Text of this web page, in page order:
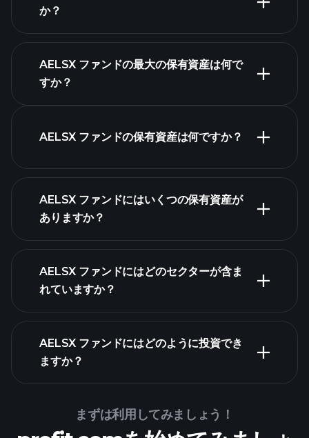
か？
AELSX ファンドの最大の保有資産は何で
すか？
有資産
AELSX ファンドの保有資産は何ですか？
AELSX ファンドにはいくつの保有資産が
ありますか？
資産
AELSX ファンドにはどのセクターが含ま
れていますか？
AELSX ファンドにはどのように投資でき
ますか？
まずは利用してみましょう！